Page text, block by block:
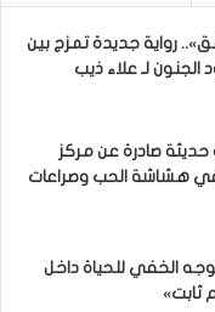
رواية جديدة تمزج بين
لـ علاء ذيب
حديثة صادرة عن مركز
هشاشة الحب وصراعات
الخفي للحياة داخل
ثابت»